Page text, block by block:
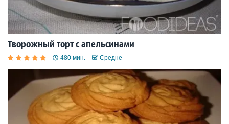
Творожный торт с апельсинами
480 мин. Средне